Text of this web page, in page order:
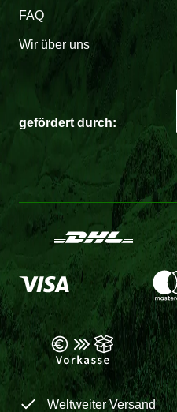
FAQ
Wir über uns
gefördert durch:
Weltweiter Versand